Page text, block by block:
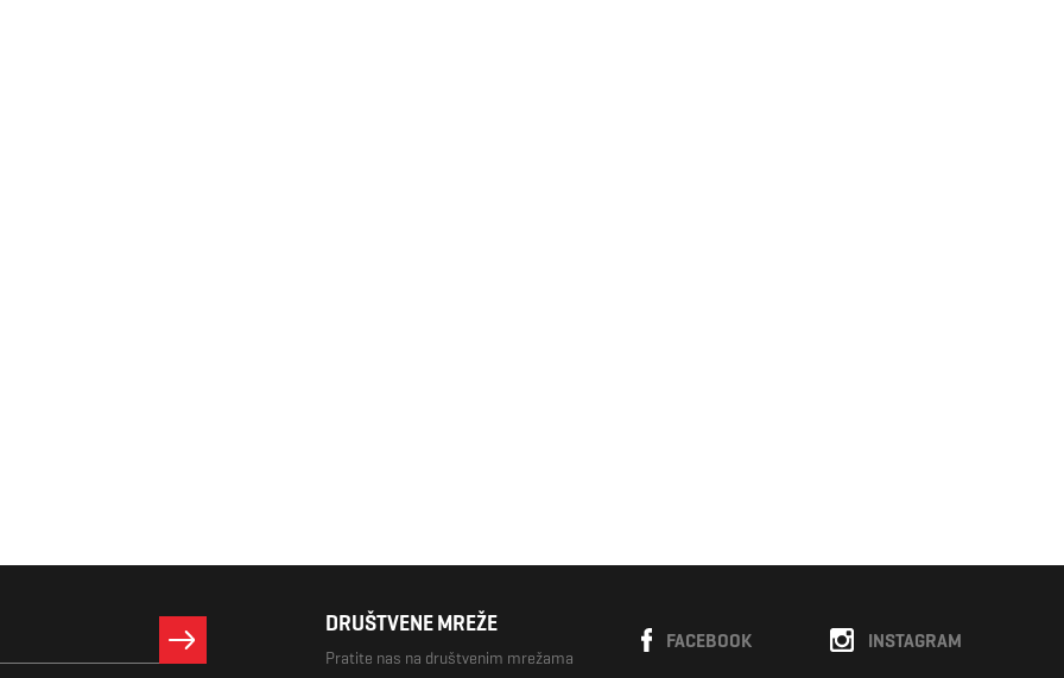
DRUŠTVENE MREŽE
Pratite nas na društvenim mrežama
INSTAGRAM
FACEBOOK